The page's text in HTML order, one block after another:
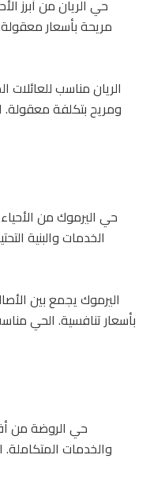
حي الريان من أبرز
مريحة بأسعار
الريان مناسب
ومريح بتكلفة معقولة.
حي اليرموك من
الخدمات والبنية
اليرموك يجمع بين
بأسعار تنافسية. الحي
حي الروضة من
والخدمات